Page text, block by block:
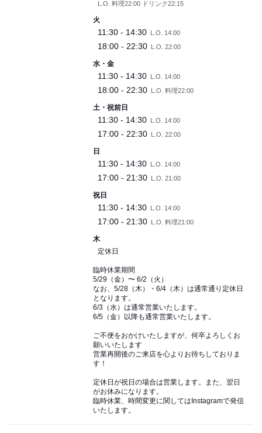
L.O. 料理22:00 ドリンク22:15
火
11:30 - 14:30 L.O. 14:00
18:00 - 22:30 L.O. 22:00
水・金
11:30 - 14:30 L.O. 14:00
18:00 - 22:30 L.O. 料理22:00
土・祝前日
11:30 - 14:30 L.O. 14:00
17:00 - 22:30 L.O. 22:00
日
11:30 - 14:30 L.O. 14:00
17:00 - 21:30 L.O. 21:00
祝日
11:30 - 14:30 L.O. 14:00
17:00 - 21:30 L.O. 料理21:00
木
定休日
臨時休業期間
5/29（金）〜 6/2（火）
なお、5/28（木）・6/4（木）は通常通り定休日
となります。
6/3（水）は通常営業いたします。
6/5（金）以降も通常営業いたします。
ご不便をおかけいたしますが、何卒よろしくお
願いいたします
営業再開後のご来店を心よりお待ちしておりま
す！
定休日が祝日の場合は営業します。また、翌日
がお休みになります。
臨時休業、時間変更に関してはInstagramで発信
いたします。